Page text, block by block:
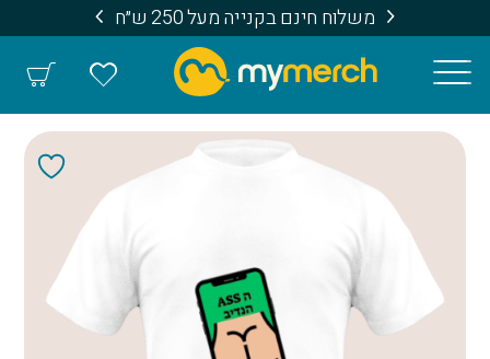
משלוח חינם בקנייה מעל 250 ש״ח